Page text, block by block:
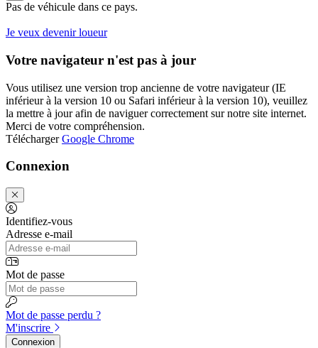
Pas de véhicule dans ce pays.
Je veux devenir loueur
Votre navigateur n'est pas à jour
Vous utilisez une version trop ancienne de votre navigateur (IE
inférieur à la version 10 ou Safari inférieur à la version 10), veuillez
la mettre à jour afin de naviguer correctement sur notre site internet.
Merci de votre compréhension.
TéléchargerGoogle Chrome
Connexion
Identifiez-vous
Adresse e-mail
Mot de passe
Mot de passe perdu ?
M'inscrire
Connexion